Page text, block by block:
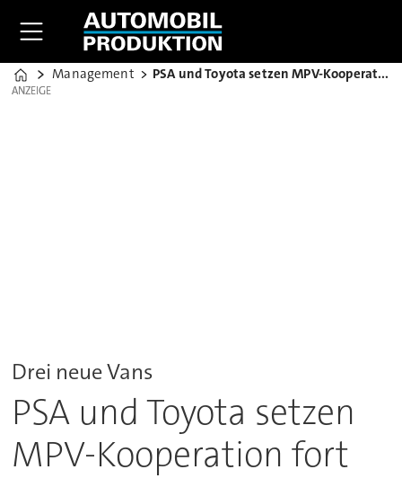
Home
Management PSA und Toyota setzen MPV-Kooperation fort
ANZEIGE
ANZEIGE
Drei neue Vans
PSA und Toyota setzen
MPV-Kooperation fort